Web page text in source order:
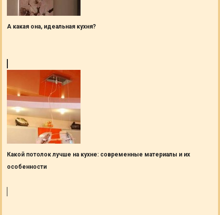
А какая она, идеальная кухня?
Какой потолок лучше на кухне: современные материалы и их
особенности